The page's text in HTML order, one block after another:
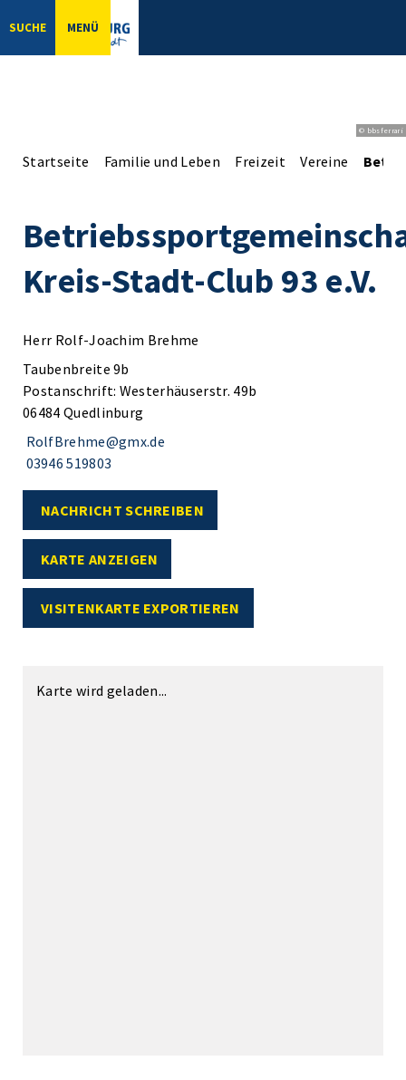
SUCHE MENÜ
© bbsferrari
Startseite Familie und Leben Freizeit Vereine
Kreis-Stadt-Club 93 e.V.
Herr Rolf-Joachim Brehme
Taubenbreite 9b
Postanschrift: Westerhäuserstr. 49b
06484 Quedlinburg
RolfBrehme@gmx.de
03946 519803
NACHRICHT SCHREIBEN
KARTE ANZEIGEN
VISITENKARTE EXPORTIEREN
Karte wird geladen...